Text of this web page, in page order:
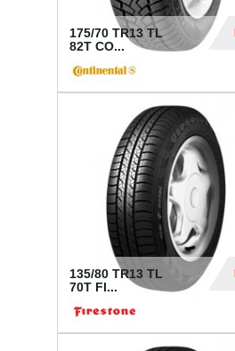
175/70 TR13 TL
82T CO...
135/80 TR13 TL
70T FI...